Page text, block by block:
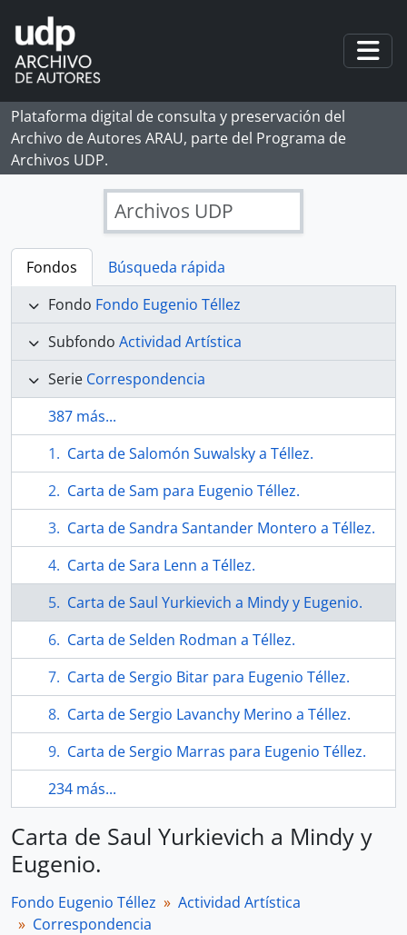
Skip to main content
Plataforma digital de consulta y preservación del
Archivo de Autores ARAU, parte del Programa de
Archivos UDP.
Archivos UDP
Fondos
Búsqueda rápida
Fondo Fondo Eugenio Téllez
Subfondo Actividad Artística
Serie Correspondencia
387 más...
Carta de Salomón Suwalsky a Téllez.
Carta de Sam para Eugenio Téllez.
Carta de Sandra Santander Montero a Téllez.
Carta de Sara Lenn a Téllez.
Carta de Saul Yurkievich a Mindy y Eugenio.
Carta de Selden Rodman a Téllez.
Carta de Sergio Bitar para Eugenio Téllez.
Carta de Sergio Lavanchy Merino a Téllez.
Carta de Sergio Marras para Eugenio Téllez.
234 más...
Carta de Saul Yurkievich a Mindy y
Eugenio.
Fondo Eugenio Téllez
Actividad Artística
Correspondencia